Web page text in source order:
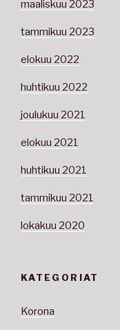
maaliskuu 2023
tammikuu 2023
elokuu 2022
huhtikuu 2022
joulukuu 2021
elokuu 2021
huhtikuu 2021
tammikuu 2021
lokakuu 2020
KATEGORIAT
Korona